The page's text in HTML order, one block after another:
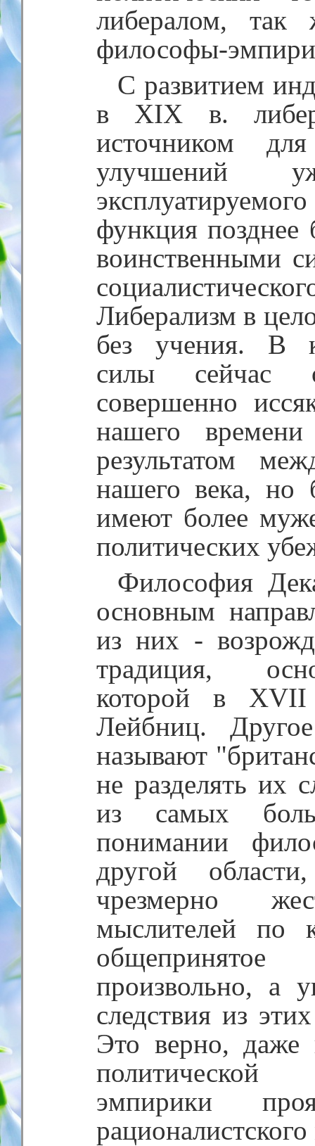
либералом,
философы-
С развитием
в XIX в.
источником
улучшений
функция позднее
воинственными
Либерализм в
без учения. В
силы сейчас
совершенно
нашего
результатом
нашего века, но
имеют более
политических
Философия
основным
из них -
традиция,
которой в
Лейбниц.
называют
не разделять их
из самых
понимании
другой
чрезмерно
мыслителей по
произвольно, а
следствия из
Это верно, даже
политической
эмпирики